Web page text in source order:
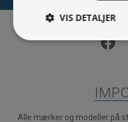
Alle mærker og modeller på
VIS DETALJER